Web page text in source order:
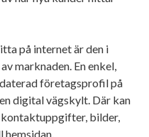
på internet är den i
marknaden. En enkel,
företagsprofil på
digital vägskylt. Där kan
bilder,
hemsidan.